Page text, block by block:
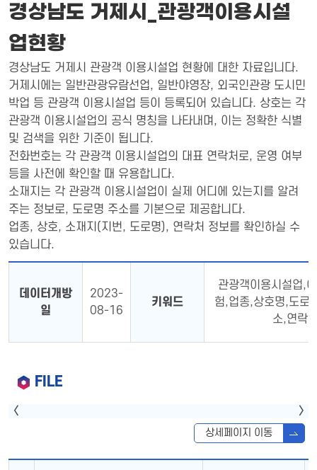
경상남도 거제시_관광객이용시설
업현황
경상남도 거제시 관광객 이용시설업 현황에 대한 자료입니다.
거제시에는 일반관광유람선업, 일반야영장, 외국인관광 도시민
박업 등 관광객 이용시설업 등이 등록되어 있습니다. 상호는 각
관광객 이용시설업의 공식 명칭을 나타내며, 이는 정확한 식별
및 검색을 위한 기준이 됩니다.
전화번호는 각 관광객 이용시설업의 대표 연락처로, 운영 여부
등을 사전에 확인할 때 유용합니다.
소재지는 각 관광객 이용시설업이 실제 어디에 있는지를 알려
주는 정보로, 도로명 주소를 기본으로 제공합니다.
업종, 상호, 소재지(지번, 도로명), 연락처 정보를 확인하실 수
있습니다.
데이터개방
일
2023-
08-16
키워드
관광객이용시설업,
험,업종,상호명,도로
소,연락
FILE
상세페이지 이동